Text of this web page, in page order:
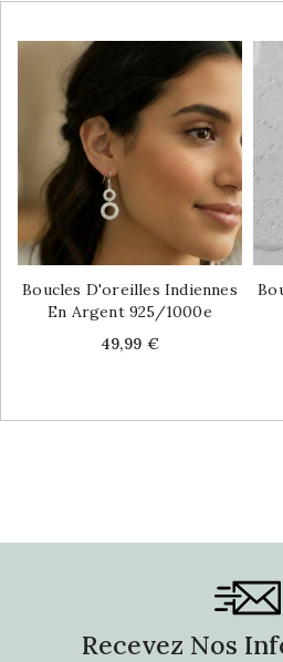
Boucles D'oreilles Indiennes
En Argent 925/1000e
Price
49,99 €
Recevez Nos